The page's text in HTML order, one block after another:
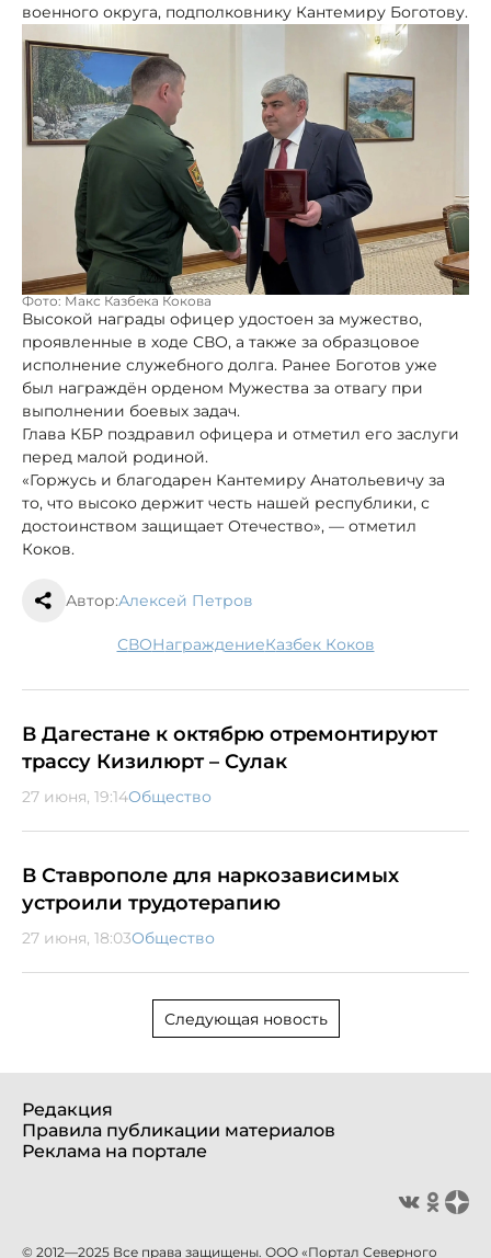
военного округа, подполковнику Кантемиру Боготову.
Фото: Макс Казбека Кокова
Высокой награды офицер удостоен за мужество,
проявленные в ходе СВО, а также за образцовое
исполнение служебного долга. Ранее Боготов уже
был награждён орденом Мужества за отвагу при
выполнении боевых задач.
Глава КБР поздравил офицера и отметил его заслуги
перед малой родиной.
«Горжусь и благодарен Кантемиру Анатольевичу за
то, что высоко держит честь нашей республики, с
достоинством защищает Отечество», — отметил
Коков.
Автор:Алексей Петров
СВО награждение Казбек Коков
В Дагестане к октябрю отремонтируют
трассу Кизилюрт – Сулак
27 июня, 19:14Общество
В Ставрополе для наркозависимых
устроили трудотерапию
27 июня, 18:03Общество
Следующая новость
Редакция
Правила публикации материалов
Реклама на портале
© 2012—2025 Все права защищены. ООО «Портал Северного